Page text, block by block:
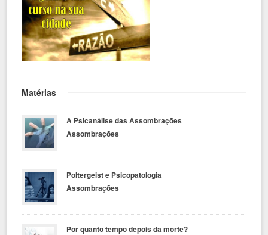
Matérias
A Psicanálise das Assombrações
Assombrações
Poltergeist e Psicopatologia
Assombrações
Por quanto tempo depois da morte?